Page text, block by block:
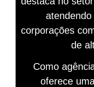
corporações
de
Como
oferece